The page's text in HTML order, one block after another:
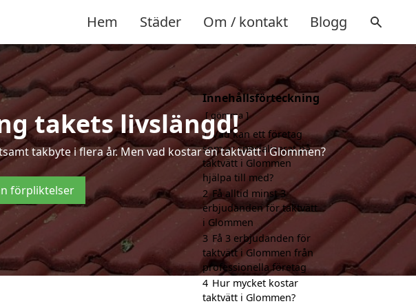
Hem Städer Om / kontakt Blogg
takets livslängd!
takbyte i flera år. Men vad kostar en taktvätt i Glommen?
förpliktelser
Innehållsförteckning
gömma
1 Vad kan ett företag
som är specialiserat på
taktvätt i Glommen
hjälpa till med?
2 Få alltid minst 3
erbjudanden för taktvätt
i Glommen
3 Få 3 erbjudanden för
taktvätt i Glommen från
professionella företag
4 Hur mycket kostar
taktvätt i Glommen?